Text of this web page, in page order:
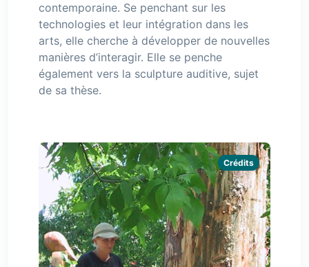
contemporaine. Se penchant sur les
technologies et leur intégration dans les
arts, elle cherche à développer de nouvelles
manières d’interagir. Elle se penche
également vers la sculpture auditive, sujet
de sa thèse.
Crédits